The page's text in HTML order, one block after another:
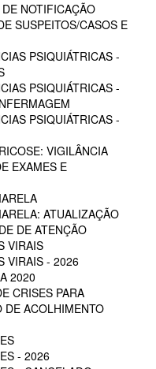
NOTIFICAÇÃO
SUSPEITOS/CASOS E
PSIQUIÁTRICAS -
PSIQUIÁTRICAS -
PSIQUIÁTRICAS -
VIGILÂNCIA
EXAMES E
ATUALIZAÇÃO
DE ATENÇÃO
VIRAIS
VIRAIS - 2026
2020
CRISES PARA
DE ACOLHIMENTO
- 2026